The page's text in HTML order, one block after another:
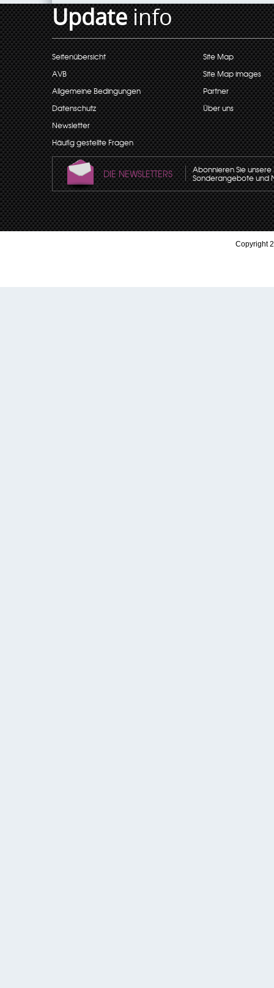
Updateinfo
Seitenübersicht
AVB
Allgemeine Bedingungen
Datenschutz
Newsletter
Häufig gestellte Fragen
Site Map
Site Map images
Partner
Über uns
DIE NEWSLETTERS Abonnieren Sie
Sonderangebote und
Copyright